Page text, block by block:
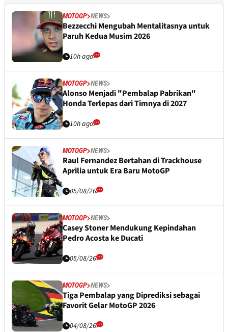
MOTOGP NEWS
Bezzecchi Mengubah Mentalitasnya untuk
Paruh Kedua Musim 2026
10h ago
MOTOGP NEWS
Alonso Menjadi "Pembalap Pabrikan"
Honda Terlepas dari Timnya di 2027
10h ago
MOTOGP NEWS
Raul Fernandez Bertahan di Trackhouse
Aprilia untuk Era Baru MotoGP
05/08/26
MOTOGP NEWS
Casey Stoner Mendukung Kepindahan
Pedro Acosta ke Ducati
05/08/26
MOTOGP NEWS
Tiga Pembalap yang Diprediksi sebagai
Favorit Gelar MotoGP 2026
04/08/26